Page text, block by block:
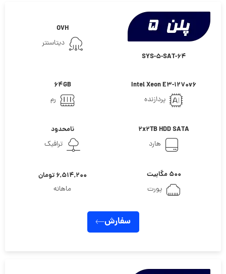
SYS-5-SAT-64
OVH
دیتاسنتر
Intel Xeon E3-1270v6
پردازنده
64GB
رم
2x2TB HDD SATA
هارد
نامحدود
ترافیک
۵۰۰ مگابیت
پورت
۶,۵۱۴,۲۰۰ تومان
ماهانه
سفارش